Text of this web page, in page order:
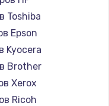
Toshiba
Epson
Kyocera
Brother
Xerox
Ricoh